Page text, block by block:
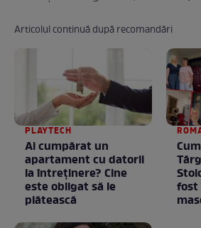
Articolul continuă după recomandări
PLAYTECH
Ai cumpărat un
apartament cu datorii
la întreținere? Cine
este obligat să le
plătească
fost